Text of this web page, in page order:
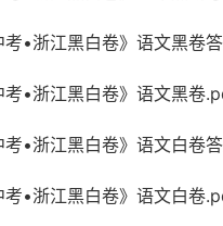
•浙江黑白卷》语文黑卷
•浙江黑白卷》语文黑卷
•浙江黑白卷》语文白卷
•浙江黑白卷》语文白卷